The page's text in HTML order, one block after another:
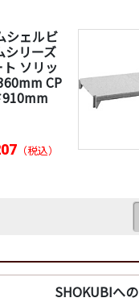
シェルビ
シリーズ
ソリッ
CP
910mm
（税込）
SHOKUBIへ